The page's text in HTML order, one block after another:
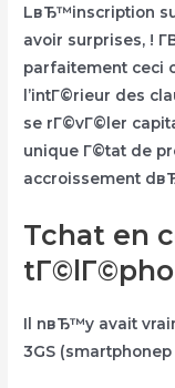
LвЂ™inscription
avoir surprises, !
parfaitement ceci
l’intГ©rieur des
se rГ©vГ©ler
unique Г©tat de
accroissement
Tchat en
Il nвЂ™y avait
3GS